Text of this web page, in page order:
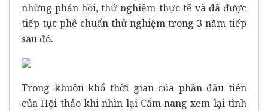
những phản hồi, thử nghiệm thực tế và đã được
tiếp tục phê chuẩn thử nghiệm trong 3 năm tiếp
sau đó.
Trong khuôn khổ thời gian của phần đầu tiên
của Hội thảo khi nhìn lại Cẩm nang xem lại tình